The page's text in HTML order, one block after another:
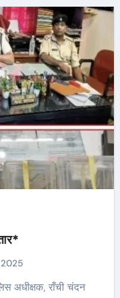
2025
अधीक्षक, राँची चंदन